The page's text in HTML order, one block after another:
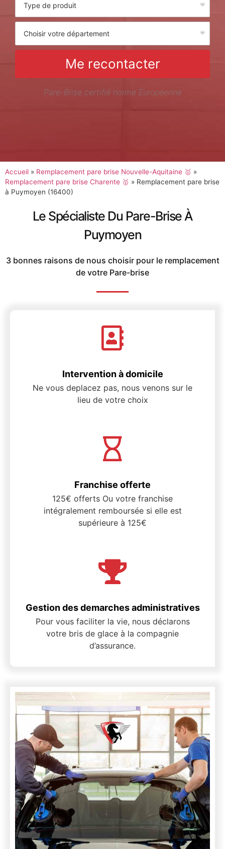
Me recontacter
Pare-Brise certifié norme Européenne
Accueil » Remplacement pare brise Nouvelle-Aquitaine 🥇 »
Remplacement pare brise Charente 🥇 » Remplacement pare brise
à Puymoyen (16400)
Le Spécialiste Du Pare-Brise À
Puymoyen
3 bonnes raisons de nous choisir pour le remplacement
de votre Pare-brise
Intervention à domicile
Ne vous deplacez pas, nous venons sur le
lieu de votre choix
Franchise offerte
125€ offerts Ou votre franchise
intégralement remboursée si elle est
supérieure à 125€
Gestion des demarches administratives
Pour vous faciliter la vie, nous déclarons
votre bris de glace à la compagnie
d’assurance.